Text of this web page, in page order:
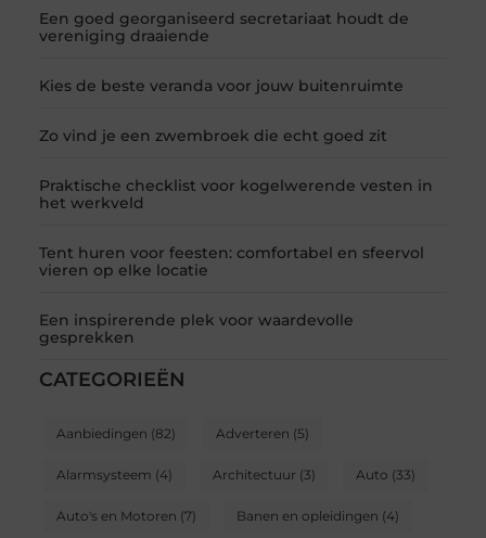
Een goed georganiseerd secretariaat houdt de
vereniging draaiende
Kies de beste veranda voor jouw buitenruimte
Zo vind je een zwembroek die echt goed zit
Praktische checklist voor kogelwerende vesten in
het werkveld
Tent huren voor feesten: comfortabel en sfeervol
vieren op elke locatie
Een inspirerende plek voor waardevolle
gesprekken
CATEGORIEËN
Aanbiedingen (82) Adverteren (5)
Alarmsysteem (4) Architectuur (3) Auto (33)
Auto's en Motoren (7) Banen en opleidingen (4)